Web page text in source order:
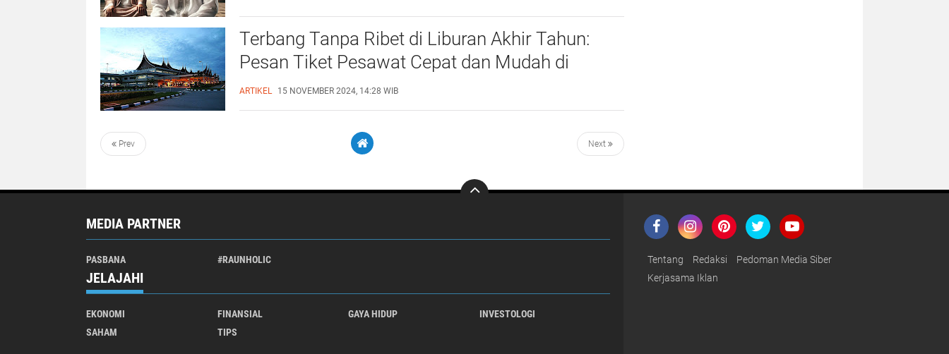
Terbang Tanpa Ribet di Liburan Akhir Tahun:
Pesan Tiket Pesawat Cepat dan Mudah di
BRImo
ARTIKEL 15 NOVEMBER 2024, 14:28 WIB
Prev Next
MEDIA PARTNER
PASBANA #RAUNHOLIC
JELAJAHI
EKONOMI FINANSIAL GAYA HIDUP
INVESTOLOGI
SAHAM
TIPS
Tentang Redaksi
Pedoman Media Siber
Kerjasama Iklan